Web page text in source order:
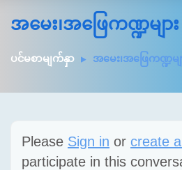
အမေး၊အဖြေကဏ္ဍများ
ပင်မစာမျက်နှာ အမေး၊အဖြေကဏ္ဍမျ
Please Sign in or create
participate in this